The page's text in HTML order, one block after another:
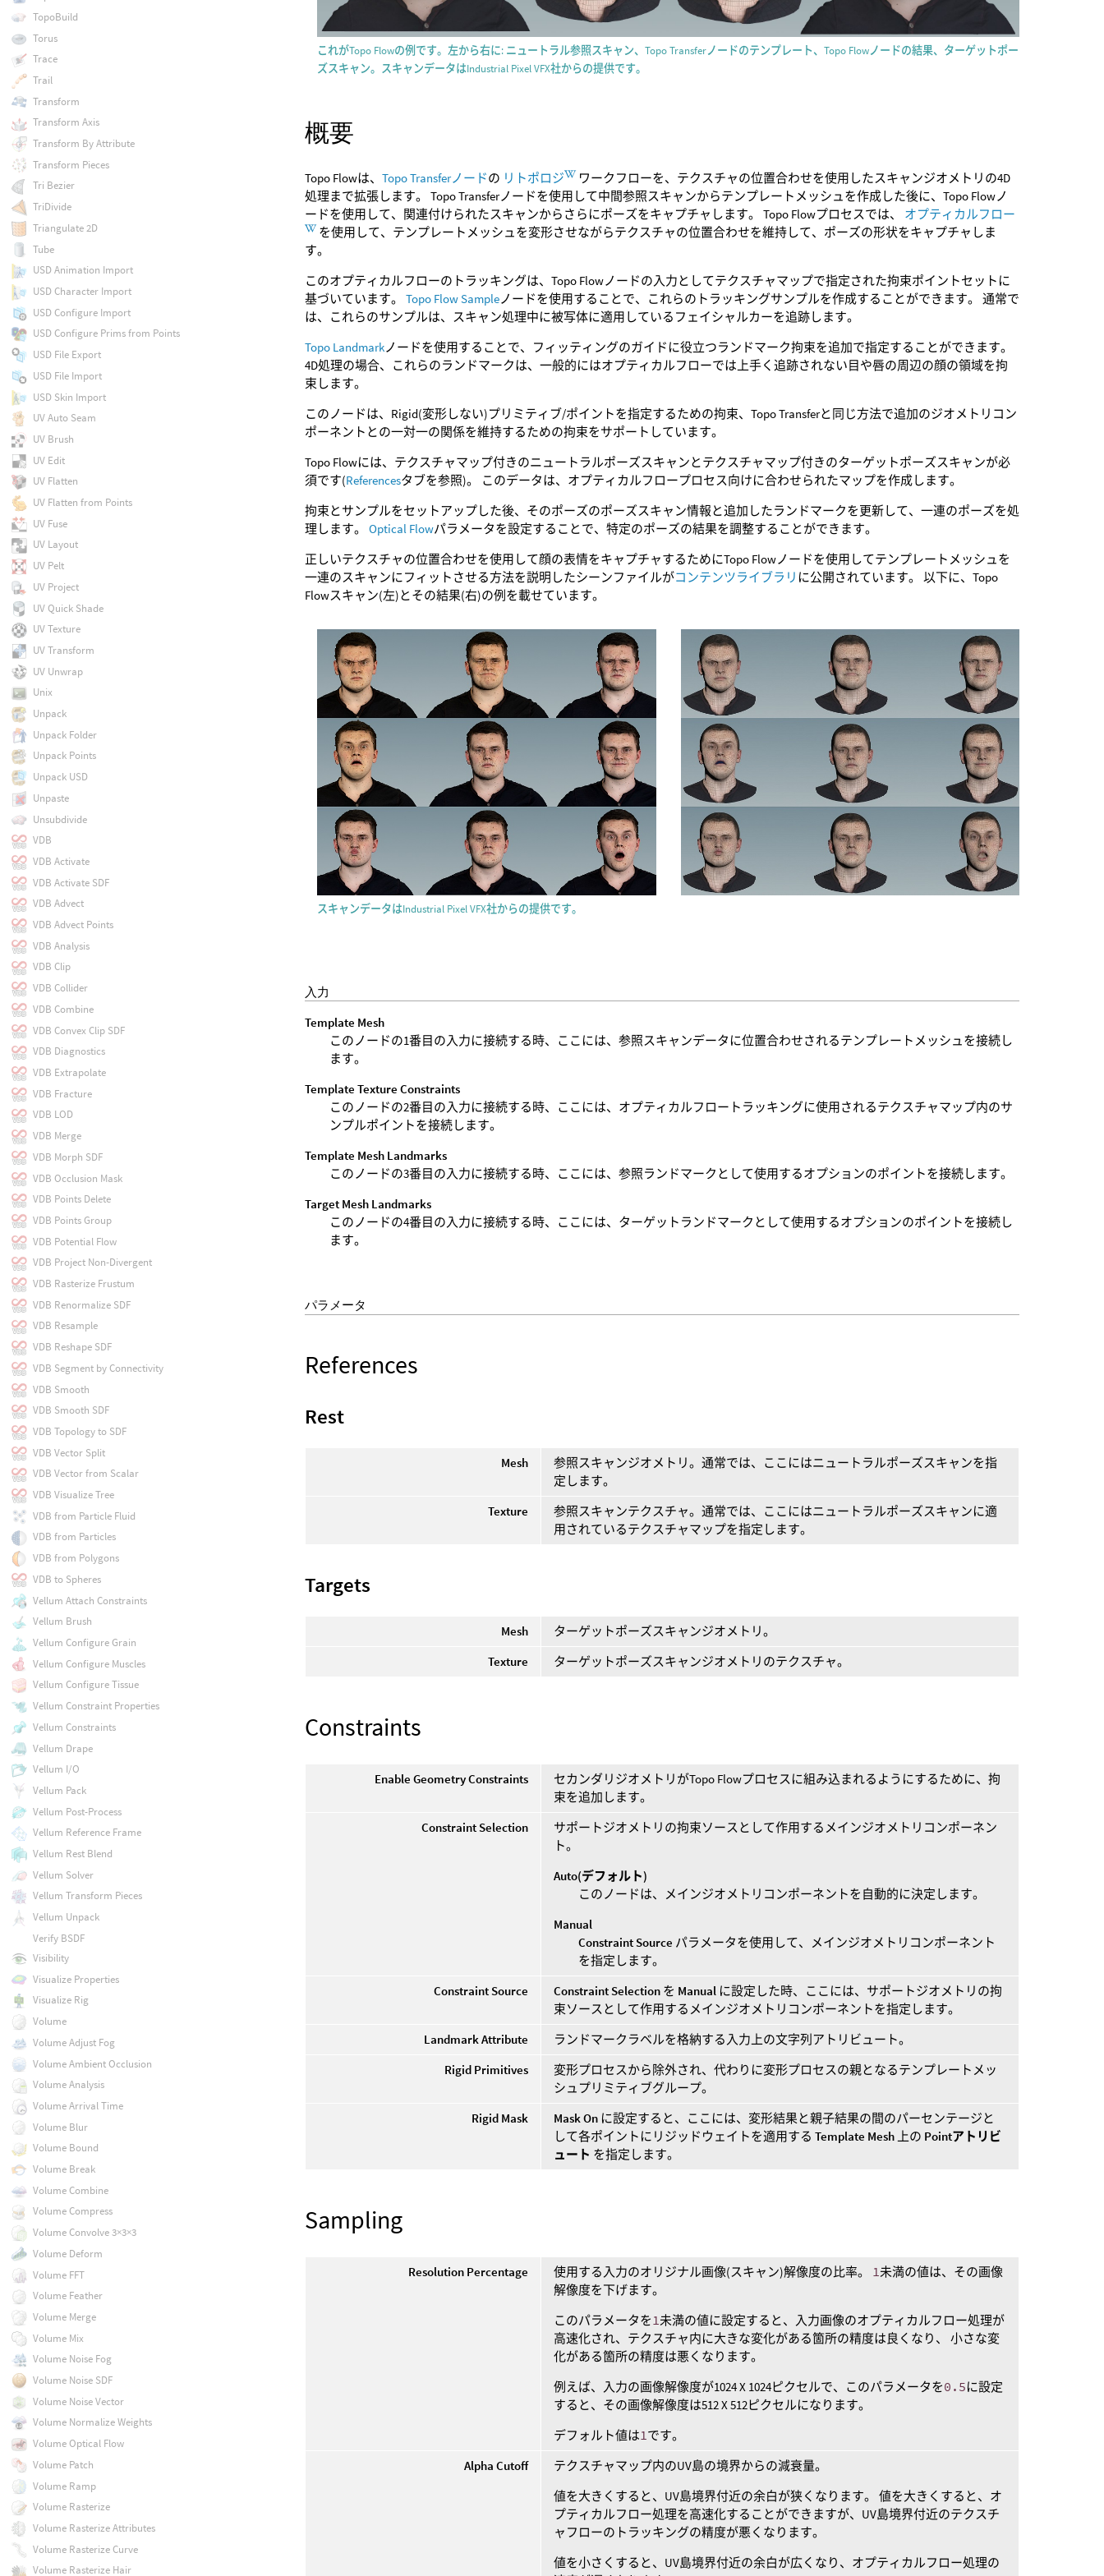
これがTopo Flowの例です。左から右に: ニュートラル参照スキャン、Topo Transferノードのテンプレート、Topo Flowノードの結果、ターゲットポー
ズスキャン。スキャンデータはIndustrial Pixel VFX社からの提供です。
概要
Topo Flowは、Topo Transferノードの リトポロジ
ワークフローを、テクスチャの位置合わせを使用したスキャンジオメトリの4D
処理まで拡張します。 Topo Transferノードを使用して中間参照スキャンからテンプレートメッシュを作成した後に、Topo Flowノ
ードを使用して、関連付けられたスキャンからさらにポーズをキャプチャします。 Topo Flowプロセスでは、
オプティカルフロー
を使用して、テンプレートメッシュを変形させながらテクスチャの位置合わせを維持して、ポーズの形状をキャプチャしま
す。
このオプティカルフローのトラッキングは、Topo Flowノードの入力としてテクスチャマップで指定された拘束ポイントセットに
基づいています。Topo Flow Sampleノードを使用することで、これらのトラッキングサンプルを作成することができます。 通常で
は、これらのサンプルは、スキャン処理中に被写体に適用しているフェイシャルカーを追跡します。
Topo Landmarkノードを使用することで、フィッティングのガイドに役立つランドマーク拘束を追加で指定することができます。
4D処理の場合、これらのランドマークは、一般的にはオプティカルフローでは上手く追跡されない目や唇の周辺の顔の領域を拘
束します。
このノードは、Rigid(変形しない)プリミティブ/ポイントを指定するための拘束、Topo Transferと同じ方法で追加のジオメトリコン
ポーネントとの一対一の関係を維持するための拘束をサポートしています。
Topo Flowには、テクスチャマップ付きのニュートラルポーズスキャンとテクスチャマップ付きのターゲットポーズスキャンが必
須です(Referencesタブを参照)。 このデータは、オプティカルフロープロセス向けに合わせられたマップを作成します。
拘束とサンプルをセットアップした後、そのポーズのポーズスキャン情報と追加したランドマークを更新して、一連のポーズを処
理します。Optical Flowパラメータを設定することで、特定のポーズの結果を調整することができます。
正しいテクスチャの位置合わせを使用して顔の表情をキャプチャするためにTopo Flowノードを使用してテンプレートメッシュを
一連のスキャンにフィットさせる方法を説明したシーンファイルがコンテンツライブラリ に公開されています。 以下に、Topo
Flowスキャン(左)とその結果(右)の例を載せています。
スキャンデータはIndustrial Pixel VFX社からの提供です。
入力
Template Mesh
このノードの1番目の入力に接続する時、ここには、参照スキャンデータに位置合わせされるテンプレートメッシュを接続し
ます。
Template Texture Constraints
このノードの2番目の入力に接続する時、ここには、オプティカルフロートラッキングに使用されるテクスチャマップ内のサ
ンプルポイントを接続します。
Template Mesh Landmarks
このノードの3番目の入力に接続する時、ここには、参照ランドマークとして使用するオプションのポイントを接続します。
Target Mesh Landmarks
このノードの4番目の入力に接続する時、ここには、ターゲットランドマークとして使用するオプションのポイントを接続し
ます。
パラメータ
References
Rest
Mesh
参照スキャンジオメトリ。通常では、ここにはニュートラルポーズスキャンを指
定します。
Texture
参照スキャンテクスチャ。通常では、ここにはニュートラルポーズスキャンに適
用されているテクスチャマップを指定します。
Targets
Mesh
ターゲットポーズスキャンジオメトリ。
Texture
ターゲットポーズスキャンジオメトリのテクスチャ。
Constraints
Enable Geometry Constraints
セカンダリジオメトリがTopo Flowプロセスに組み込まれるようにするために、拘
束を追加します。
Constraint Selection
サポートジオメトリの拘束ソースとして作用するメインジオメトリコンポーネン
ト。
Auto(デフォルト)
このノードは、メインジオメトリコンポーネントを自動的に決定します。
Manual
Constraint Source パラメータを使用して、メインジオメトリコンポーネント
を指定します。
Constraint Source
Constraint Selection を Manual に設定した時、ここには、サポートジオメトリの拘
束ソースとして作用するメインジオメトリコンポーネントを指定します。
Landmark Attribute
ランドマークラベルを格納する入力上の文字列アトリビュート。
Rigid Primitives
変形プロセスから除外され、代わりに変形プロセスの親となるテンプレートメッ
シュプリミティブグループ。
Rigid Mask
Mask On に設定すると、ここには、変形結果と親子結果の間のパーセンテージと
して各ポイントにリジッドウェイトを適用するTemplate Mesh 上の Pointアトリビ
ュート を指定します。
Sampling
Resolution Percentage 使用する入力のオリジナル画像(スキャン)解像度の比率。 1未満の値は、その画像
解像度を下げます。
このパラメータを1未満の値に設定すると、入力画像のオプティカルフロー処理が
高速化され、テクスチャ内に大きな変化がある箇所の精度は良くなり、 小さな変
化がある箇所の精度は悪くなります。
例えば、入力の画像解像度が1024 X 1024ピクセルで、このパラメータを0.5に設定
すると、その画像解像度は512 X 512ピクセルになります。
デフォルト値は1です。
Alpha Cutoff
テクスチャマップ内のUV島の境界からの減衰量。
値を大きくすると、UV島境界付近の余白が狭くなります。 値を大きくすると、オ
プティカルフロー処理を高速化することができますが、UV島境界付近のテクスチ
ャフローのトラッキングの精度が悪くなります。
値を小さくすると、UV島境界付近の余白が広くなり、オプティカルフロー処理の
TopoBuild
Torus
Trace
Trail
Transform
Transform Axis
Transform By Attribute
Transform Pieces
Tri Bezier
TriDivide
Triangulate 2D
Tube
USD Animation Import
USD Character Import
USD Configure Import
USD Configure Prims from Points
USD File Export
USD File Import
USD Skin Import
UV Auto Seam
UV Brush
UV Edit
UV Flatten
UV Flatten from Points
UV Fuse
UV Layout
UV Pelt
UV Project
UV Quick Shade
UV Texture
UV Transform
UV Unwrap
Unix
Unpack
Unpack Folder
Unpack Points
Unpack USD
Unpaste
Unsubdivide
VDB
VDB Activate
VDB Activate SDF
VDB Advect
VDB Advect Points
VDB Analysis
VDB Clip
VDB Collider
VDB Combine
VDB Convex Clip SDF
VDB Diagnostics
VDB Extrapolate
VDB Fracture
VDB LOD
VDB Merge
VDB Morph SDF
VDB Occlusion Mask
VDB Points Delete
VDB Points Group
VDB Potential Flow
VDB Project Non-Divergent
VDB Rasterize Frustum
VDB Renormalize SDF
VDB Resample
VDB Reshape SDF
VDB Segment by Connectivity
VDB Smooth
VDB Smooth SDF
VDB Topology to SDF
VDB Vector Split
VDB Vector from Scalar
VDB Visualize Tree
VDB from Particle Fluid
VDB from Particles
VDB from Polygons
VDB to Spheres
Vellum Attach Constraints
Vellum Brush
Vellum Configure Grain
Vellum Configure Muscles
Vellum Configure Tissue
Vellum Constraint Properties
Vellum Constraints
Vellum Drape
Vellum I/O
Vellum Pack
Vellum Post-Process
Vellum Reference Frame
Vellum Rest Blend
Vellum Solver
Vellum Transform Pieces
Vellum Unpack
Verify BSDF
Visibility
Visualize Properties
Visualize Rig
Volume
Volume Adjust Fog
Volume Ambient Occlusion
Volume Analysis
Volume Arrival Time
Volume Blur
Volume Bound
Volume Break
Volume Combine
Volume Compress
Volume Convolve 3×3×3
Volume Deform
Volume FFT
Volume Feather
Volume Merge
Volume Mix
Volume Noise Fog
Volume Noise SDF
Volume Noise Vector
Volume Normalize Weights
Volume Optical Flow
Volume Patch
Volume Ramp
Volume Rasterize
Volume Rasterize Attributes
Volume Rasterize Curve
Volume Rasterize Hair